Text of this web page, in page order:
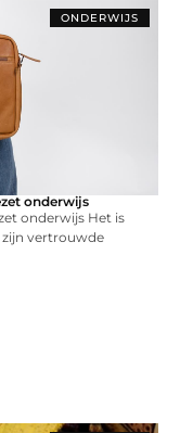
ONDERWIJS
onderwijs
onderwijs Het is
zijn vertrouwde